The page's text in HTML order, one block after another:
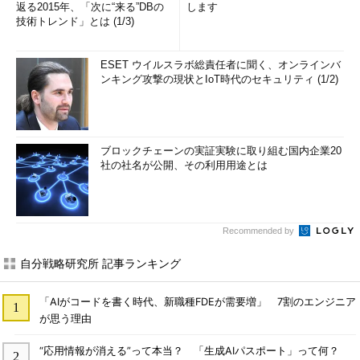
返る2015年、「次に“来る”DBの
技術トレンド」とは (1/3)
します
ESET ウイルスラボ総責任者に聞く、オンラインバ
ンキング攻撃の現状とIoT時代のセキュリティ (1/2)
ブロックチェーンの実証実験に取り組む国内企業20
社の社名が公開、その利用用途とは
Recommended by
自分戦略研究所 記事ランキング
「AIがコードを書く時代、新職種FDEが需要増」 7割のエンジニア
が思う理由
“応用情報が消える”って本当？ 「生成AIパスポート」って何？